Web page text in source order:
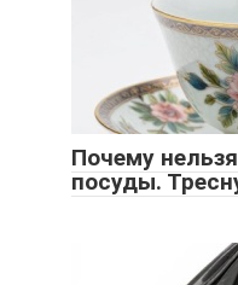
Почему
посуды.